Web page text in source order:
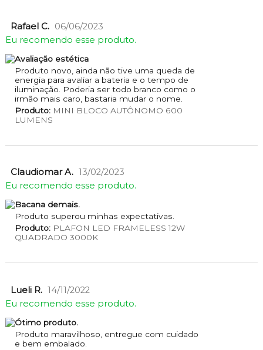
Rafael C. 06/06/2023
Eu recomendo esse produto.
Avaliação estética
Produto novo, ainda não tive uma queda de
energia para avaliar a bateria e o tempo de
iluminação. Poderia ser todo branco como o
irmão mais caro, bastaria mudar o nome.
Produto:MINI BLOCO AUTÔNOMO 600
LUMENS
Claudiomar A. 13/02/2023
Eu recomendo esse produto.
Bacana demais.
Produto superou minhas expectativas.
Produto:PLAFON LED FRAMELESS 12W
QUADRADO 3000K
Lueli R. 14/11/2022
Eu recomendo esse produto.
Ótimo produto.
Produto maravilhoso, entregue com cuidado
e bem embalado.